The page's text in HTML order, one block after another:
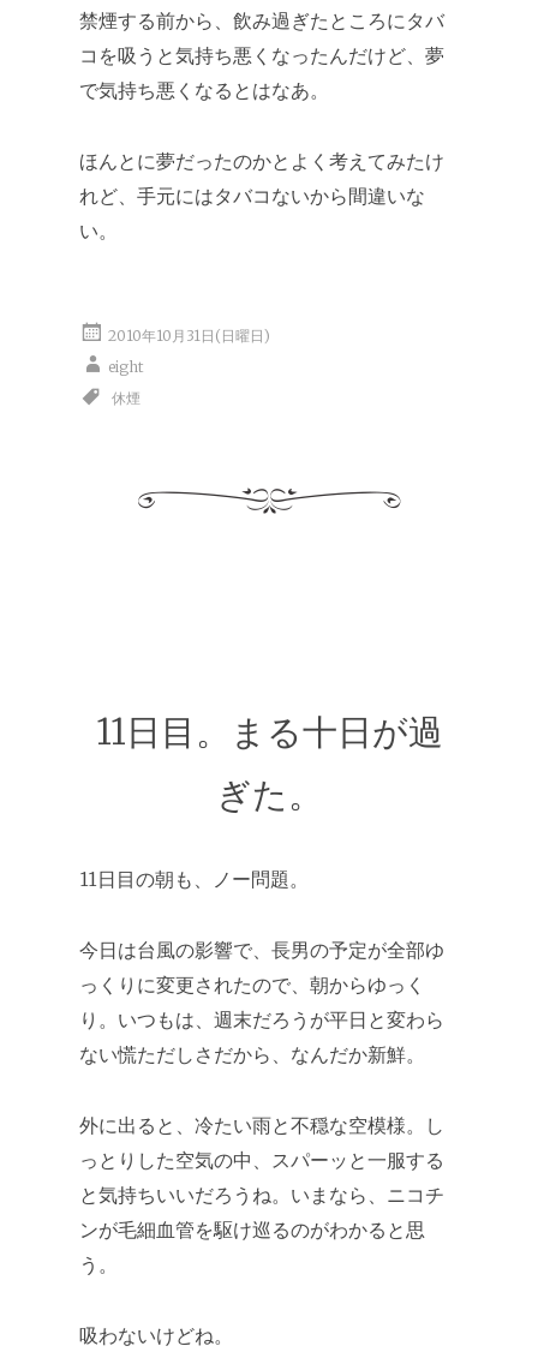
禁煙する前から、飲み過ぎたところにタバ
コを吸うと気持ち悪くなったんだけど、夢
で気持ち悪くなるとはなあ。
ほんとに夢だったのかとよく考えてみたけ
れど、手元にはタバコないから間違いな
い。
2010年10月31日(日曜日)
eight
休煙
11日目。まる十日が過
ぎた。
11日目の朝も、ノー問題。
今日は台風の影響で、長男の予定が全部ゆ
っくりに変更されたので、朝からゆっく
り。いつもは、週末だろうが平日と変わら
ない慌ただしさだから、なんだか新鮮。
外に出ると、冷たい雨と不穏な空模様。し
っとりした空気の中、スパーッと一服する
と気持ちいいだろうね。いまなら、ニコチ
ンが毛細血管を駆け巡るのがわかると思
う。
吸わないけどね。